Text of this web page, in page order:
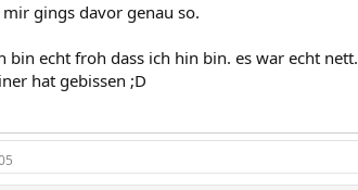
gings davor genau so.
bin echt froh dass ich hin bin. es war echt nett.
hat gebissen ;D